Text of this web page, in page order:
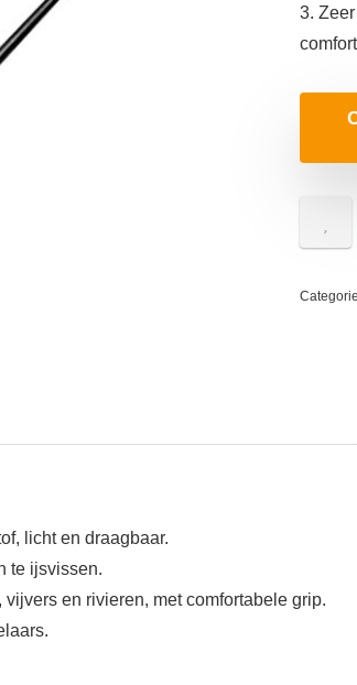
3.
licht en draagbaar.
te ijsvissen.
en rivieren, met comfortabele grip.